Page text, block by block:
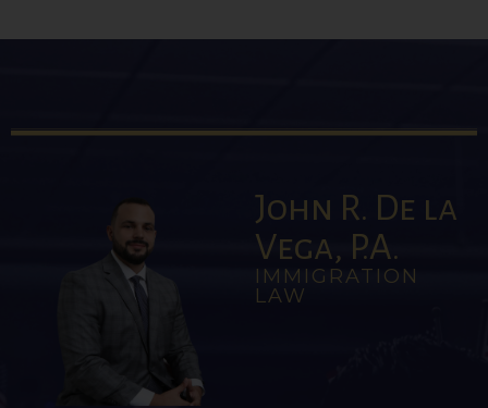
John R. De la
Vega, P.A.
IMMIGRATION
LAW